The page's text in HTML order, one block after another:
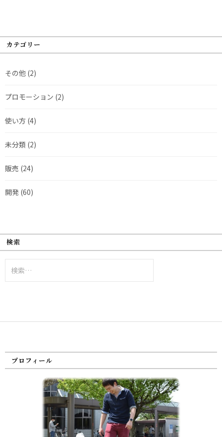
カテゴリー
その他 (2)
プロモーション (2)
使い方 (4)
未分類 (2)
販売 (24)
開発 (60)
検索
索:
プロフィール